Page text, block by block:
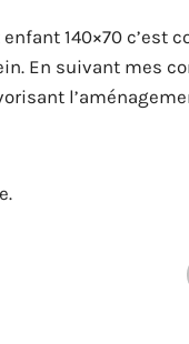
140×70 c’est
En suivant mes